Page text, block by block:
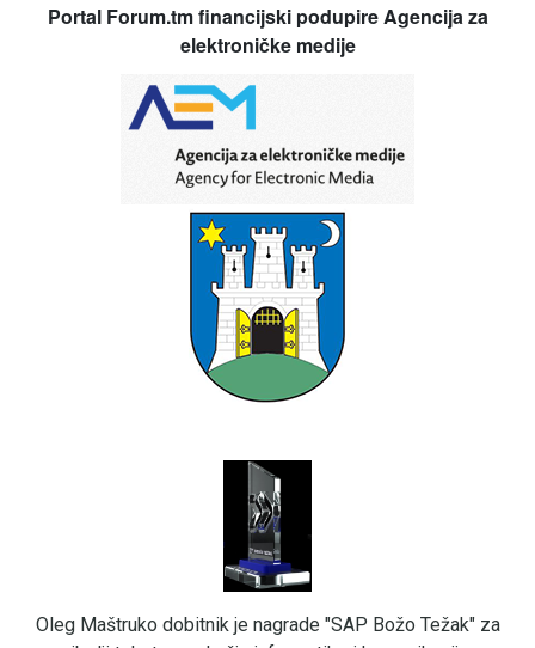
Portal Forum.tm financijski podupire Agencija za
elektroničke medije
Oleg Maštruko dobitnik je nagrade "SAP Božo Težak" za